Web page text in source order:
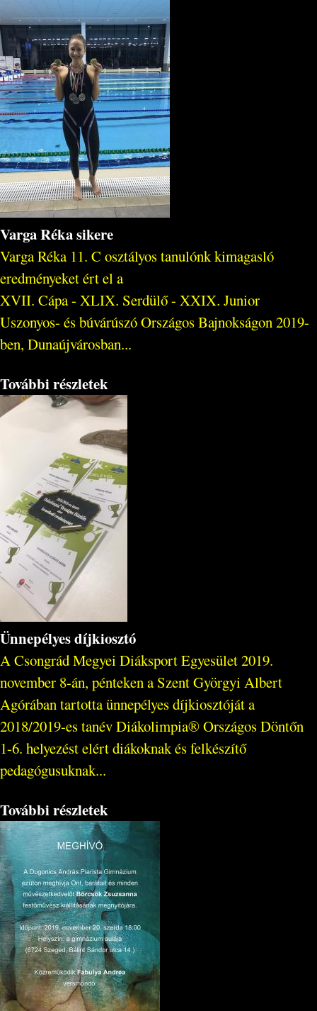
Varga Réka sikere
Varga Réka 11. C osztályos tanulónk kimagasló
eredményeket ért el a
XVII. Cápa - XLIX. Serdülő - XXIX. Junior
Uszonyos- és búvárúszó Országos Bajnokságon 2019-
ben, Dunaújvárosban...
További részletek
Ünnepélyes díjkiosztó
A Csongrád Megyei Diáksport Egyesület 2019.
november 8-án, pénteken a Szent Györgyi Albert
Agórában tartotta ünnepélyes díjkiosztóját a
2018/2019-es tanév Diákolimpia® Országos Döntőn
1-6. helyezést elért diákoknak és felkészítő
pedagógusuknak...
További részletek